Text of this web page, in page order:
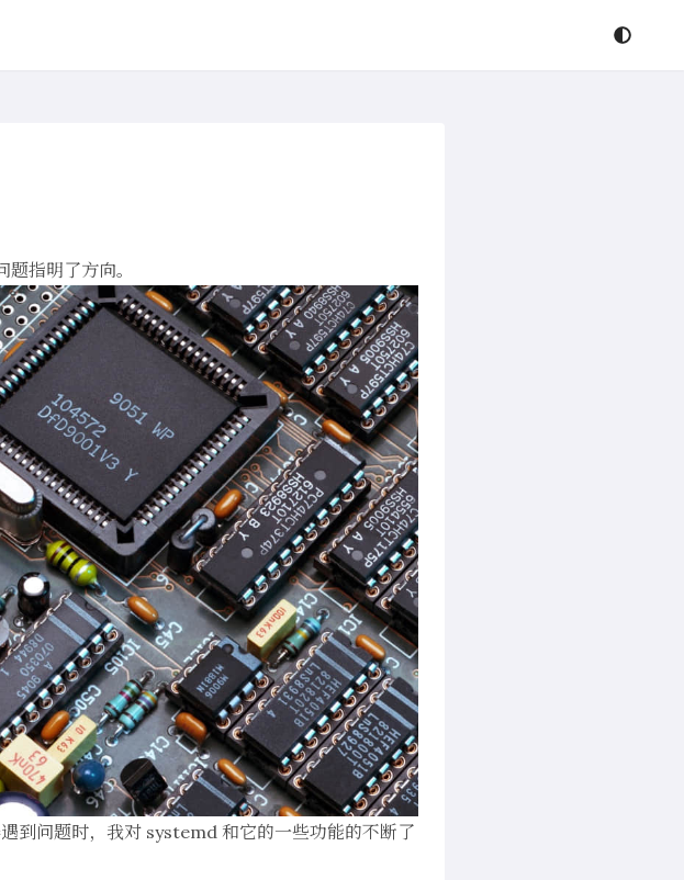
指明了方向。
到问题时，我对 systemd 和它的一些功能的不断了